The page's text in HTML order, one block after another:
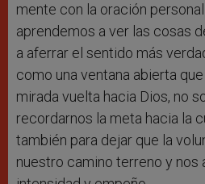
mente con la oración
aprendemos a ver las cosas
a aferrar el sentido más
como una ventana abierta
mirada vuelta hacia Dios, no
recordarnos la meta hacia la
también para dejar que la
nuestro camino terreno y nos